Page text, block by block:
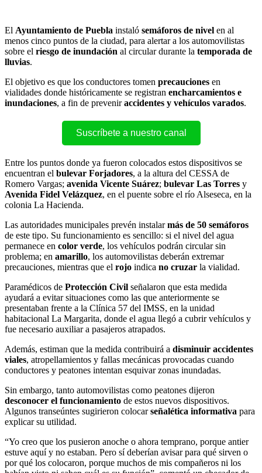
El Ayuntamiento de Puebla instaló semáforos de nivel en al
menos cinco puntos de la ciudad, para alertar a los automovilistas
sobre el riesgo de inundación al circular durante la temporada de
lluvias.
El objetivo es que los conductores tomen precauciones en
vialidades donde históricamente se registran encharcamientos e
inundaciones, a fin de preveniraccidentes y vehículos varados.
Suscríbete a nuestro canal
Entre los puntos donde ya fueron colocados estos dispositivos se
encuentran el bulevar Forjadores, a la altura del CESSA de
Romero Vargas; avenida Vicente Suárez; bulevar Las Torres y
Avenida Fidel Velázquez, en el puente sobre el río Alseseca, en la
colonia La Hacienda.
Las autoridades municipales prevén instalarmás de 50 semáforos
de este tipo. Su funcionamiento es sencillo: si el nivel del agua
permanece en color verde, los vehículos podrán circular sin
problema; en amarillo, los automovilistas deberán extremar
precauciones, mientras que el rojo indica no cruzar la vialidad.
Paramédicos de Protección Civil señalaron que esta medida
ayudará a evitar situaciones como las que anteriormente se
presentaban frente a la Clínica 57 del IMSS, en la unidad
habitacional La Margarita, donde el agua llegó a cubrir vehículos y
fue necesario auxiliar a pasajeros atrapados.
Además, estiman que la medida contribuirá a disminuir accidentes
viales, atropellamientos y fallas mecánicas provocadas cuando
conductores y peatones intentan esquivar zonas inundadas.
Sin embargo, tanto automovilistas como peatones dijeron
desconocer el funcionamiento de estos nuevos dispositivos.
Algunos transeúntes sugirieron colocarseñalética informativa para
explicar su utilidad.
“Yo creo que los pusieron anoche o ahora temprano, porque antier
estuve aquí y no estaban. Pero sí deberían avisar para qué sirven o
por qué los colocaron, porque muchos de mis compañeros ni los